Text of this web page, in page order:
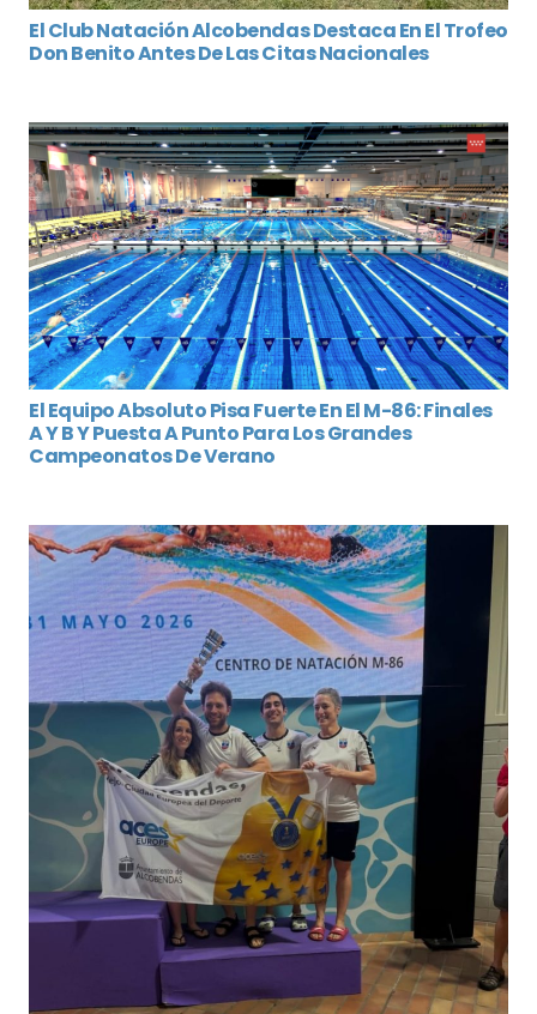
El Club Natación Alcobendas Destaca En El Trofeo
Don Benito Antes De Las Citas Nacionales
El Equipo Absoluto Pisa Fuerte En El M-86: Finales
A Y B Y Puesta A Punto Para Los Grandes
Campeonatos De Verano